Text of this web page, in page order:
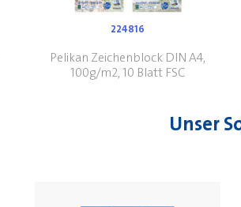
224816
Pelikan Zeichenblock DIN A4,
100g/m2, 10 Blatt FSC
Unser